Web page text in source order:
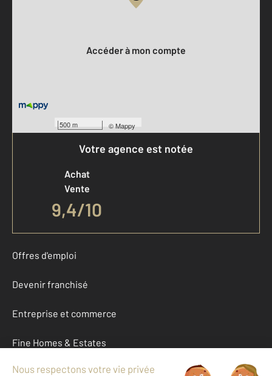
500 m ©Mappy
Accéder à mon compte
Votre agence est notée
Achat
Vente
9,4/10
Offres d'emploi
Devenir franchisé
Entreprise et commerce
Fine Homes & Estates
À propos